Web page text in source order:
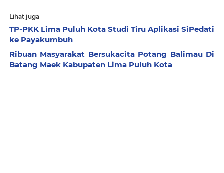
Lihat juga
TP-PKK Lima Puluh Kota Studi Tiru Aplikasi SiPedati
ke Payakumbuh
Ribuan Masyarakat Bersukacita Potang Balimau Di
Batang Maek Kabupaten Lima Puluh Kota